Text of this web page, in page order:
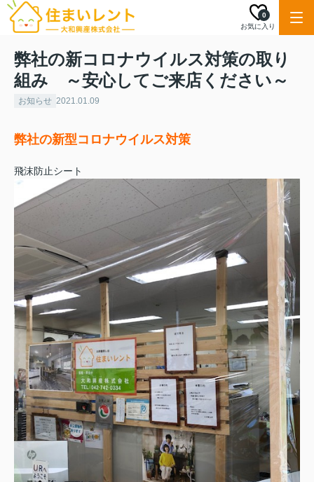
お気に入り
0
弊社の新コロナウイルス対策の取り
組み ～安心してご来店ください～
お知らせ 2021.01.09
弊社の新型コロナウイルス対策
飛沫防止シート